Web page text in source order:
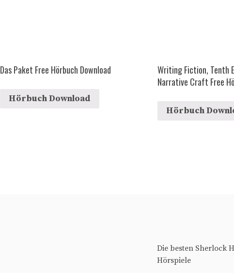
Das Paket Free Hörbuch Download
Hörbuch Download
Writing Fiction, Tenth
Narrative Craft Free
Hörbuch
Die besten Sherlock
Hörspiele